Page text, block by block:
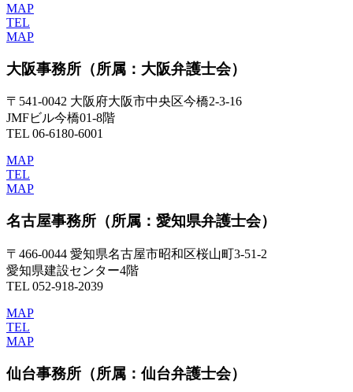
MAP
TEL
MAP
大阪事務所 （所属：大阪弁護士会）
〒541-0042 大阪府大阪市中央区今橋2-3-16
JMFビル今橋01-8階
TEL 06-6180-6001
MAP
TEL
MAP
名古屋事務所 （所属：愛知県弁護士会）
〒466-0044 愛知県名古屋市昭和区桜山町3-51-2
愛知県建設センター4階
TEL 052-918-2039
MAP
TEL
MAP
仙台事務所 （所属：仙台弁護士会）